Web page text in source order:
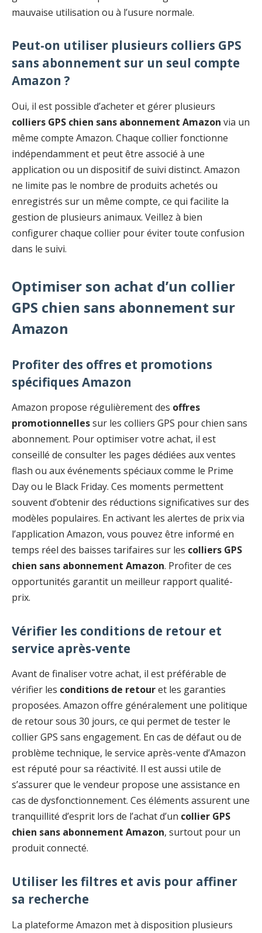
mauvaise utilisation ou à l’usure normale.
Peut-on utiliser plusieurs colliers GPS
sans abonnement sur un seul compte
Amazon ?
Oui, il est possible d’acheter et gérer plusieurs
colliers GPS chien sans abonnement Amazon via un
même compte Amazon. Chaque collier fonctionne
indépendamment et peut être associé à une
application ou un dispositif de suivi distinct. Amazon
ne limite pas le nombre de produits achetés ou
enregistrés sur un même compte, ce qui facilite la
gestion de plusieurs animaux. Veillez à bien
configurer chaque collier pour éviter toute confusion
dans le suivi.
Optimiser son achat d’un collier
GPS chien sans abonnement sur
Amazon
Profiter des offres et promotions
spécifiques Amazon
Amazon propose régulièrement des offres
promotionnellessur les colliers GPS pour chien sans
abonnement. Pour optimiser votre achat, il est
conseillé de consulter les pages dédiées aux ventes
flash ou aux événements spéciaux comme le Prime
Day ou le Black Friday. Ces moments permettent
souvent d’obtenir des réductions significatives sur des
modèles populaires. En activant les alertes de prix via
l’application Amazon, vous pouvez être informé en
temps réel des baisses tarifaires sur les colliers GPS
chien sans abonnement Amazon. Profiter de ces
opportunités garantit un meilleur rapport qualité-
prix.
Vérifier les conditions de retour et
service après-vente
Avant de finaliser votre achat, il est préférable de
vérifier les conditions de retouret les garanties
proposées. Amazon offre généralement une politique
de retour sous 30 jours, ce qui permet de tester le
collier GPS sans engagement. En cas de défaut ou de
problème technique, le service après-vente d’Amazon
est réputé pour sa réactivité. Il est aussi utile de
s’assurer que le vendeur propose une assistance en
cas de dysfonctionnement. Ces éléments assurent une
tranquillité d’esprit lors de l’achat d’un collier GPS
chien sans abonnement Amazon, surtout pour un
produit connecté.
Utiliser les filtres et avis pour affiner
sa recherche
La plateforme Amazon met à disposition plusieurs